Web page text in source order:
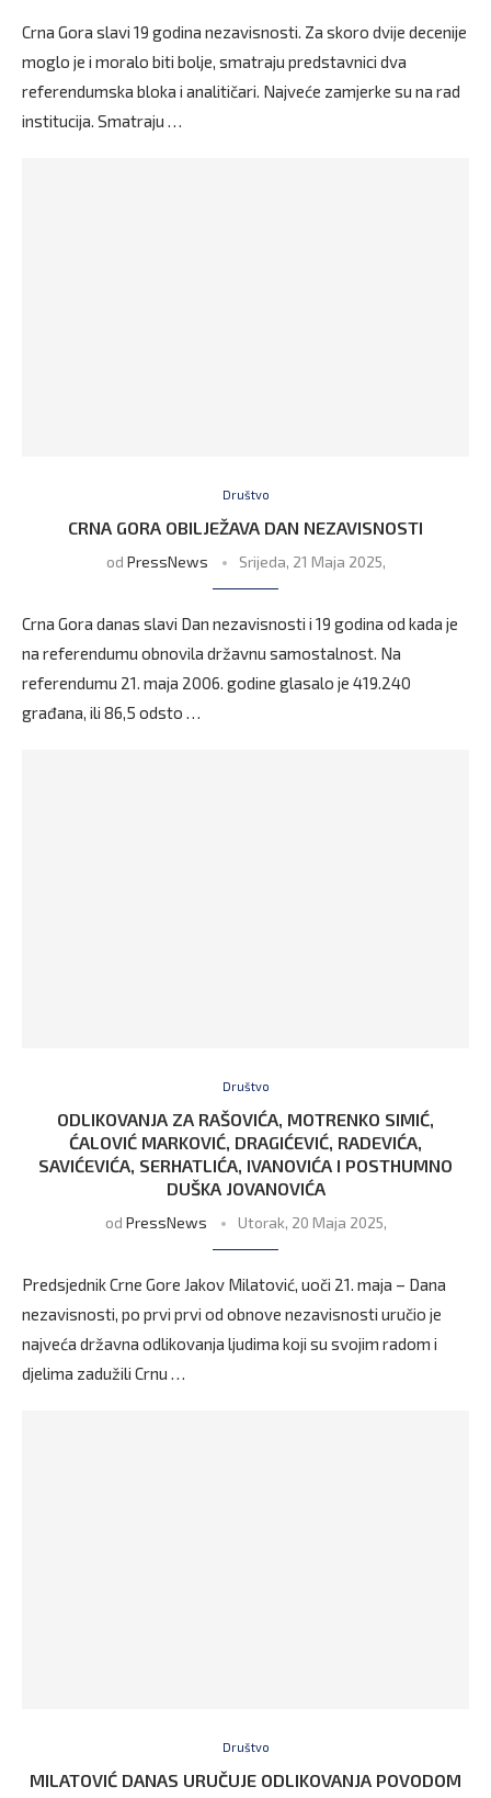
Crna Gora slavi 19 godina nezavisnosti. Za skoro dvije decenije
moglo je i moralo biti bolje, smatraju predstavnici dva
referendumska bloka i analitičari. Najveće zamjerke su na rad
institucija. Smatraju …
Društvo
CRNA GORA OBILJEŽAVA DAN NEZAVISNOSTI
od PressNews Srijeda, 21 Maja 2025,
Crna Gora danas slavi Dan nezavisnosti i 19 godina od kada je
na referendumu obnovila državnu samostalnost. Na
referendumu 21. maja 2006. godine glasalo je 419.240
građana, ili 86,5 odsto …
Društvo
ODLIKOVANJA ZA RAŠOVIĆA, MOTRENKO SIMIĆ,
ĆALOVIĆ MARKOVIĆ, DRAGIĆEVIĆ, RADEVIĆA,
SAVIĆEVIĆA, SERHATLIĆA, IVANOVIĆA I POSTHUMNO
DUŠKA JOVANOVIĆA
od PressNews Utorak, 20 Maja 2025,
Predsjednik Crne Gore Jakov Milatović, uoči 21. maja – Dana
nezavisnosti, po prvi prvi od obnove nezavisnosti uručio je
najveća državna odlikovanja ljudima koji su svojim radom i
djelima zadužili Crnu …
Društvo
MILATOVIĆ DANAS URUČUJE ODLIKOVANJA POVODOM